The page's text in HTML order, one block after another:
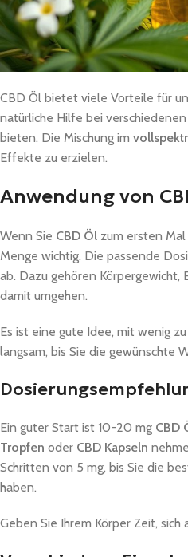
CBD Öl bietet viele Vorteile für
natürliche Hilfe bei
bieten. Die Mischung im
Effekte zu erzielen.
Anwendung von
Wenn Sie CBD Öl zum ersten
Menge wichtig. Die passende
ab. Dazu gehören Körpergewicht,
damit umgehen.
Es ist eine gute Idee, mit wenig
langsam, bis Sie die gewünschte
Ein guter Start ist 10-20 mg CBD
Tropfen oder CBD Kapseln
Schritten von 5 mg, bis Sie die
haben.
Geben Sie Ihrem Körper Zeit, sich